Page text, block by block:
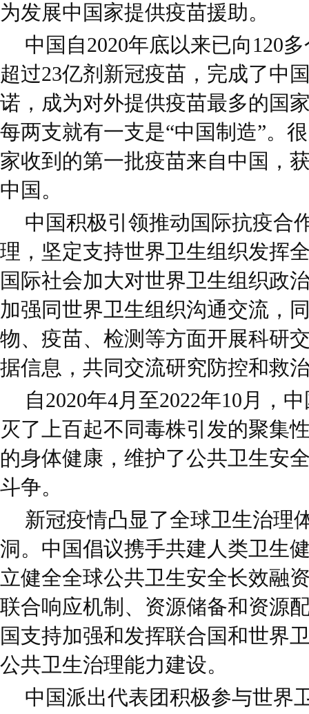
为发展中国家提供疫苗援助。
中国自2020年底以来已向120
超过23亿剂新冠疫苗，完成了中
诺，成为对外提供疫苗最多的国
每两支就有一支是“中国制造”。
家收到的第一批疫苗来自中国，
中国。
中国积极引领推动国际抗疫合
理，坚定支持世界卫生组织发挥
国际社会加大对世界卫生组织政
加强同世界卫生组织沟通交流，
物、疫苗、检测等方面开展科研
据信息，共同交流研究防控和救
自2020年4月至2022年10月，
灭了上百起不同毒株引发的聚集
的身体健康，维护了公共卫生安
斗争。
新冠疫情凸显了全球卫生治理
洞。中国倡议携手共建人类卫生
立健全全球公共卫生安全长效融
联合响应机制、资源储备和资源
国支持加强和发挥联合国和世界
公共卫生治理能力建设。
中国派出代表团积极参与世界